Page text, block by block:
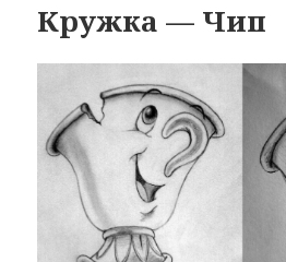
Кружка — Чип